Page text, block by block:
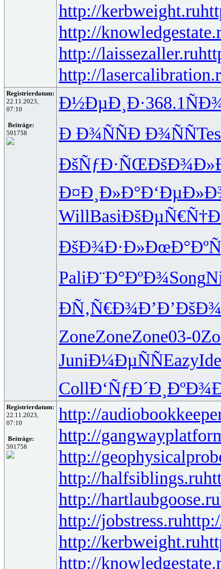
http://kerbweight.ru
http://
http://laissezaller.ru
http://
Registrierdatum:
22.11.2023,
07:10
Beiträge:
591758
Ð½ÐµÐ¸Ð·368.1
Ð Ð¾ÑÑÐ Ð¾ÑÑ
ÐšÑƒÐ·ÑŒ
Ð¤Ð¸Ð»Ð°
WillBasiÐšÐµÑ€Ñ†
ÐšÐ¾Ð·Ð»
PaliÐ¨Ð°ÐºÐ¾Song
ÐÑ‚Ñ€Ð¾Ð’Ð’ÐšÐ¾
ZoneZoneZone03-0
JuniÐ¼ÐµÑÑEazy
CollÐ‘ÑƒÐ´Ð¸
Registrierdatum:
22.11.2023,
07:10
Beiträge:
591758
http://
http://
http://
http://halfsiblings.ru
http://hartlaubgoose.ru
http://jobstress.ru
http://kerbweight.ru
http://